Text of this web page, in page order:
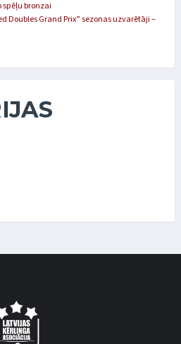
bronzai
Doubles Grand Prix” sezonas uzvarētāji –